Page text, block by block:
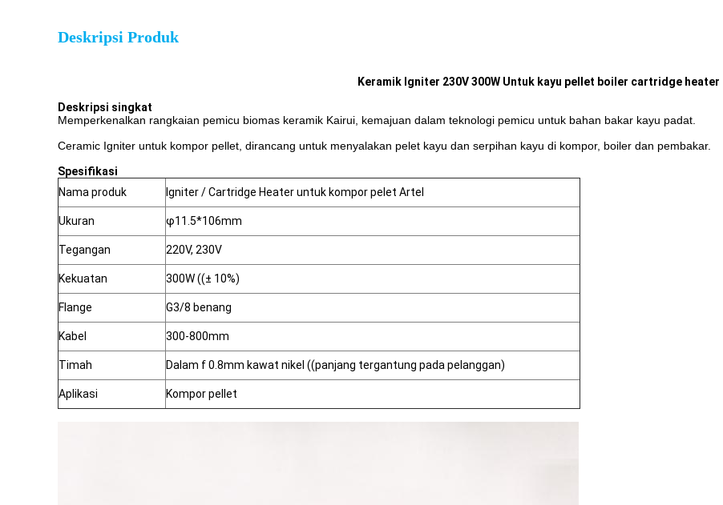
Deskripsi Produk
Keramik Igniter 230V 300W Untuk kayu pellet boiler cartridge heater
Deskripsi singkat
Memperkenalkan rangkaian pemicu biomas keramik Kairui, kemajuan dalam teknologi pemicu untuk bahan bakar kayu padat.
Ceramic Igniter untuk kompor pellet, dirancang untuk menyalakan pelet kayu dan serpihan kayu di kompor, boiler dan pembakar.
Spesifikasi
Nama produk
Igniter / Cartridge Heater untuk kompor pelet Artel
Ukuran φ11.5*106mm
Tegangan 220V, 230V
Kekuatan 300W ((± 10%)
Flange G3/8 benang
Kabel 300-800mm
Timah Dalam f 0.8mm kawat nikel ((panjang tergantung pada pelanggan)
Aplikasi Kompor pellet